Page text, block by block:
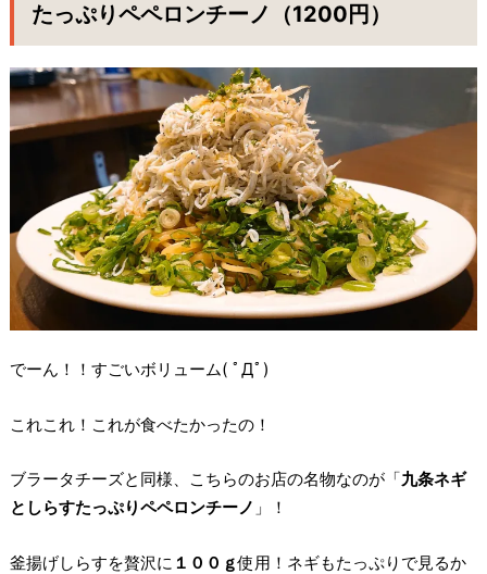
たっぷりペペロンチーノ（1200円）
でーん！！すごいボリューム( ﾟДﾟ)
これこれ！これが食べたかったの！
ブラータチーズと同様、こちらのお店の名物なのが「九条ネギ
としらすたっぷりペペロンチーノ 」！
釜揚げしらすを贅沢に １００ｇ使用！ネギもたっぷりで見るか